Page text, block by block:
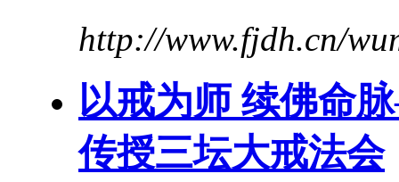
http://www.fjdh.cn/
以戒为师 续佛命
传授三坛大戒法会